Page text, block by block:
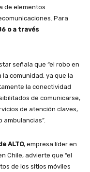
de elementos
Para
o a través
señala que “el robo en
comunidad, ya que la
la conectividad
de comunicarse,
de atención claves,
ALTO, empresa líder en
Chile, advierte que “el
de los sitios móviles